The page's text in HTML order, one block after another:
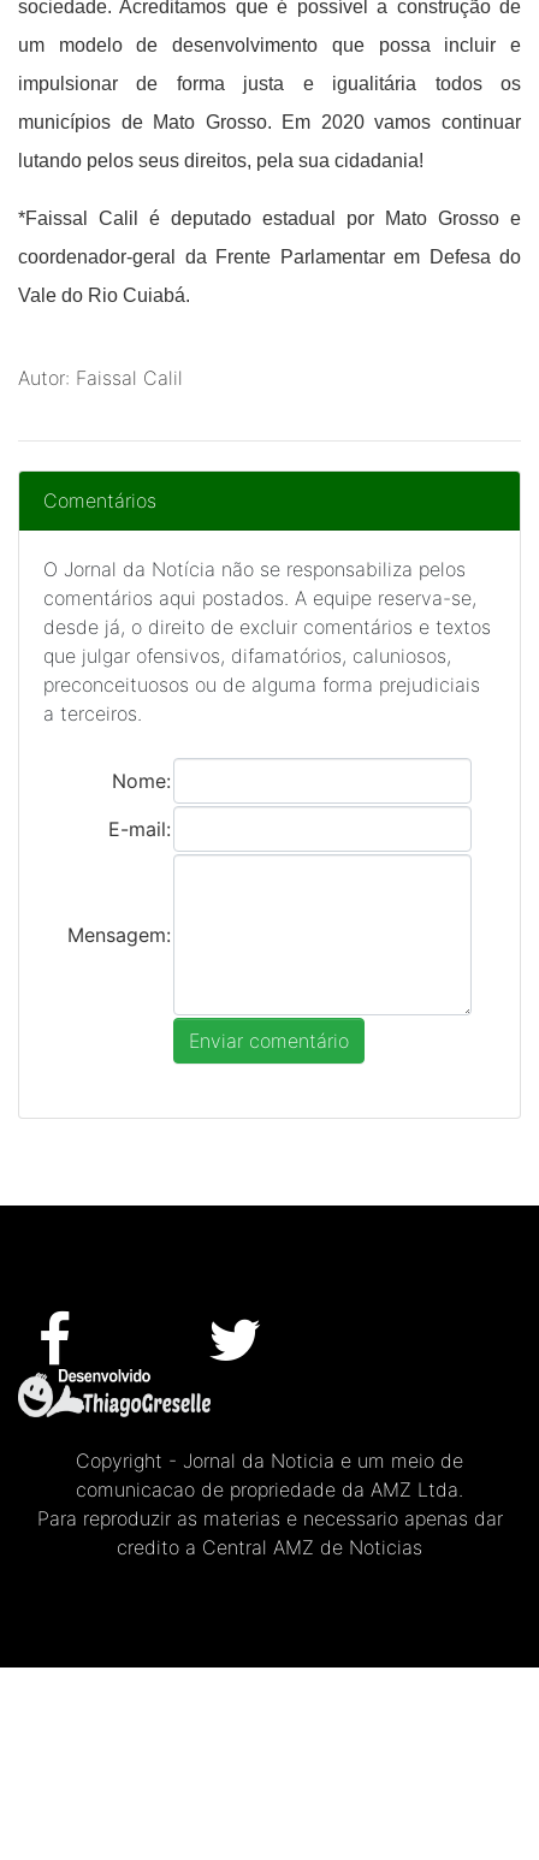
sociedade. Acreditamos que é possível a construção de
um modelo de desenvolvimento que possa incluir e
impulsionar de forma justa e igualitária todos os
municípios de Mato Grosso. Em 2020 vamos continuar
lutando pelos seus direitos, pela sua cidadania!
*Faissal Calil é deputado estadual por Mato Grosso e
coordenador-geral da Frente Parlamentar em Defesa do
Vale do Rio Cuiabá.
Autor: Faissal Calil
Comentários
O Jornal da Notícia não se responsabiliza pelos
comentários aqui postados. A equipe reserva-se,
desde já, o direito de excluir comentários e textos
que julgar ofensivos, difamatórios, caluniosos,
preconceituosos ou de alguma forma prejudiciais
a terceiros.
Nome:
E-mail:
Mensagem:
Copyright - Jornal da Noticia e um meio de
comunicacao de propriedade da AMZ Ltda.
Para reproduzir as materias e necessario apenas dar
credito a Central AMZ de Noticias